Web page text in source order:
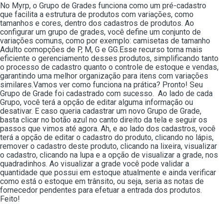
No Myrp, o Grupo de Grades funciona como um pré-cadastro
que facilita a estrutura de produtos com variações, como
tamanhos e cores, dentro dos cadastros de produtos. Ao
configurar um grupo de grades, você define um conjunto de
variações comuns, como por exemplo: camisetas de tamanho
Adulto comopções de P, M, G e GG.Esse recurso torna mais
eficiente o gerenciamento desses produtos, simplificando tanto
o processo de cadastro quanto o controle de estoque e vendas,
garantindo uma melhor organização para itens com variações
similares.Vamos ver como funciona na prática? Pronto! Seu
Grupo de Grade foi cadastrado com sucesso. Ao lado de cada
Grupo, você terá a opção de editar alguma informação ou
desativar. E caso queria cadastrar um novo Grupo de Grade,
basta clicar no botão azul no canto direito da tela e seguir os
passos que vimos até agora. Ah, e ao lado dos cadastros, você
terá a opção de editar o cadastro do produto, clicando no lápis,
remover o cadastro deste produto, clicando na lixeira, visualizar
o cadastro, clicando na lupa e a opção de visualizar a grade, nos
quadradinhos. Ao visualizar a grade você pode validar a
quantidade que possui em estoque atualmente e ainda verificar
como está o estoque em trânsito, ou seja, seria as notas de
fornecedor pendentes para efetuar a entrada dos produtos.
Feito!